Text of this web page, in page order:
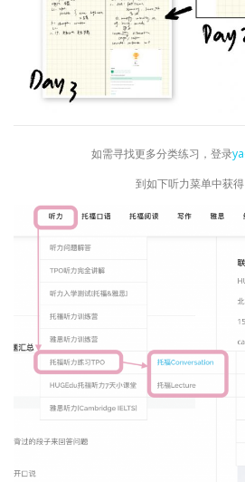
如需寻找更多分类练习，登录
到如下听力菜单中获得